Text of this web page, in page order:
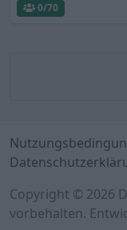
0/70
Copyright © 2026
vorbehalten.